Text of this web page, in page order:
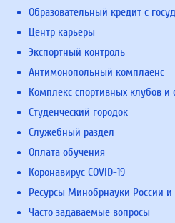
Образовательный кредит с
Центр карьеры
Экспортный контроль
Антимонопольный комплаенс
Комплекс спортивных клубов и
Студенческий городок
Служебный раздел
Оплата обучения
Коронавирус COVID-19
Ресурсы Минобрнауки России
Часто задаваемые вопросы